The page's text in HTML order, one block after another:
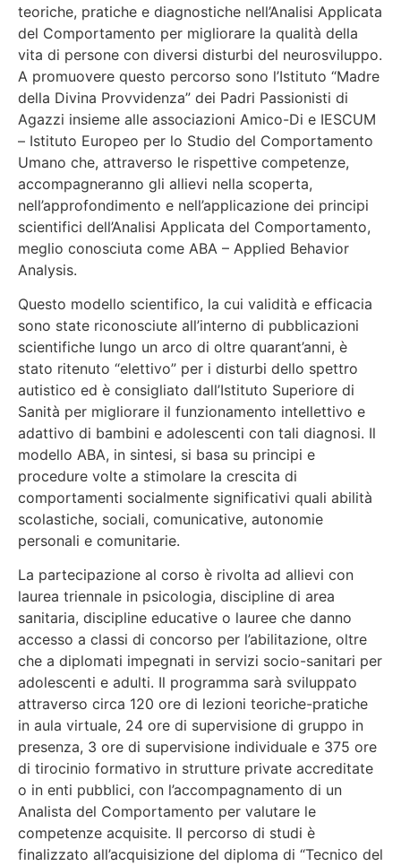
teoriche, pratiche e diagnostiche nell’Analisi Applicata
del Comportamento per migliorare la qualità della
vita di persone con diversi disturbi del neurosviluppo.
A promuovere questo percorso sono l’Istituto “Madre
della Divina Provvidenza” dei Padri Passionisti di
Agazzi insieme alle associazioni Amico-Di e IESCUM
– Istituto Europeo per lo Studio del Comportamento
Umano che, attraverso le rispettive competenze,
accompagneranno gli allievi nella scoperta,
nell’approfondimento e nell’applicazione dei principi
scientifici dell’Analisi Applicata del Comportamento,
meglio conosciuta come ABA – Applied Behavior
Analysis.
Questo modello scientifico, la cui validità e efficacia
sono state riconosciute all’interno di pubblicazioni
scientifiche lungo un arco di oltre quarant’anni, è
stato ritenuto “elettivo” per i disturbi dello spettro
autistico ed è consigliato dall’Istituto Superiore di
Sanità per migliorare il funzionamento intellettivo e
adattivo di bambini e adolescenti con tali diagnosi. Il
modello ABA, in sintesi, si basa su principi e
procedure volte a stimolare la crescita di
comportamenti socialmente significativi quali abilità
scolastiche, sociali, comunicative, autonomie
personali e comunitarie.
La partecipazione al corso è rivolta ad allievi con
laurea triennale in psicologia, discipline di area
sanitaria, discipline educative o lauree che danno
accesso a classi di concorso per l’abilitazione, oltre
che a diplomati impegnati in servizi socio-sanitari per
adolescenti e adulti. Il programma sarà sviluppato
attraverso circa 120 ore di lezioni teoriche-pratiche
in aula virtuale, 24 ore di supervisione di gruppo in
presenza, 3 ore di supervisione individuale e 375 ore
di tirocinio formativo in strutture private accreditate
o in enti pubblici, con l’accompagnamento di un
Analista del Comportamento per valutare le
competenze acquisite. Il percorso di studi è
finalizzato all’acquisizione del diploma di “Tecnico del